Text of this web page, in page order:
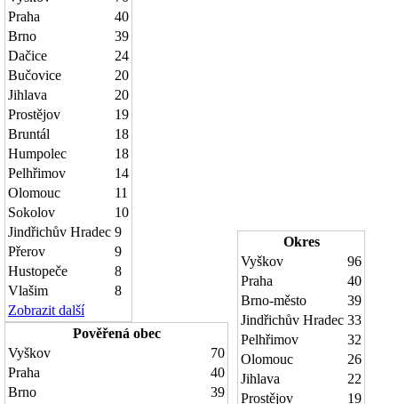
Praha
40
Brno
39
Dačice
24
Bučovice
20
Jihlava
20
Prostějov
19
Bruntál
18
Humpolec
18
Pelhřimov
14
Olomouc
11
Sokolov
10
Jindřichův Hradec 9
Přerov
9
Hustopeče
8
Vlašim
8
Zobrazit další
Pověřená obec
Vyškov
70
Praha
40
Brno
39
Okres
Vyškov
96
Praha
40
Brno-město
39
Jindřichův Hradec 33
Pelhřimov
32
Olomouc
26
Jihlava
22
Prostějov
19